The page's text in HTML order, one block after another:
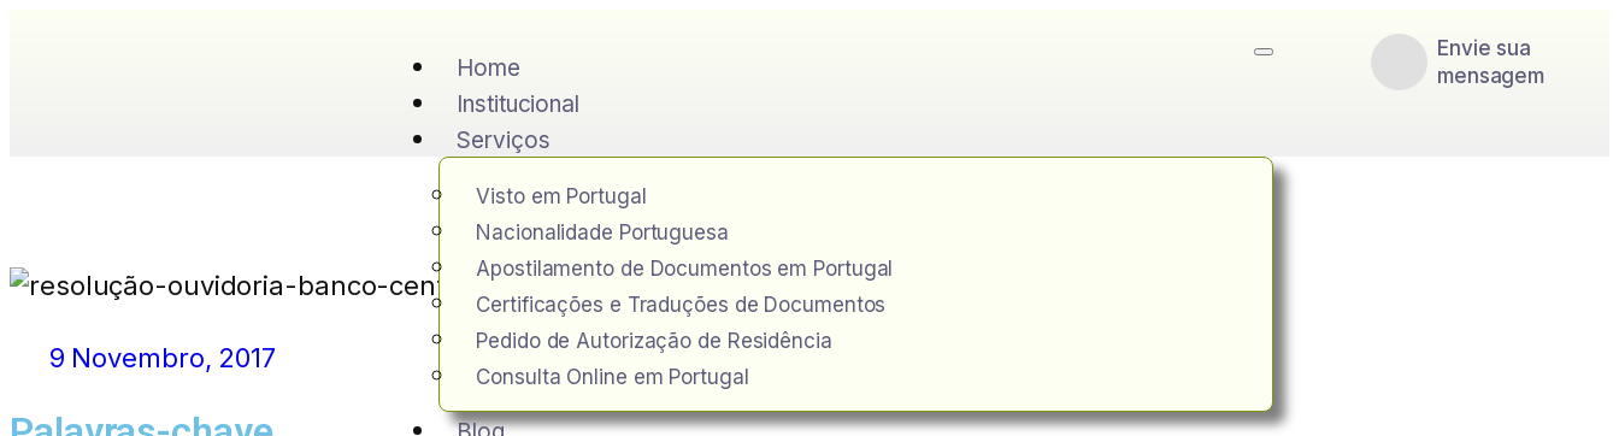
Home
Institucional
Serviços
Visto em Portugal
Nacionalidade Portuguesa
Apostilamento de Documentos em Portugal
Certificações e Traduções de Documentos
Pedido de Autorização de Residência
Consulta Online em Portugal
Envie sua
mensagem
9 Novembro, 2017